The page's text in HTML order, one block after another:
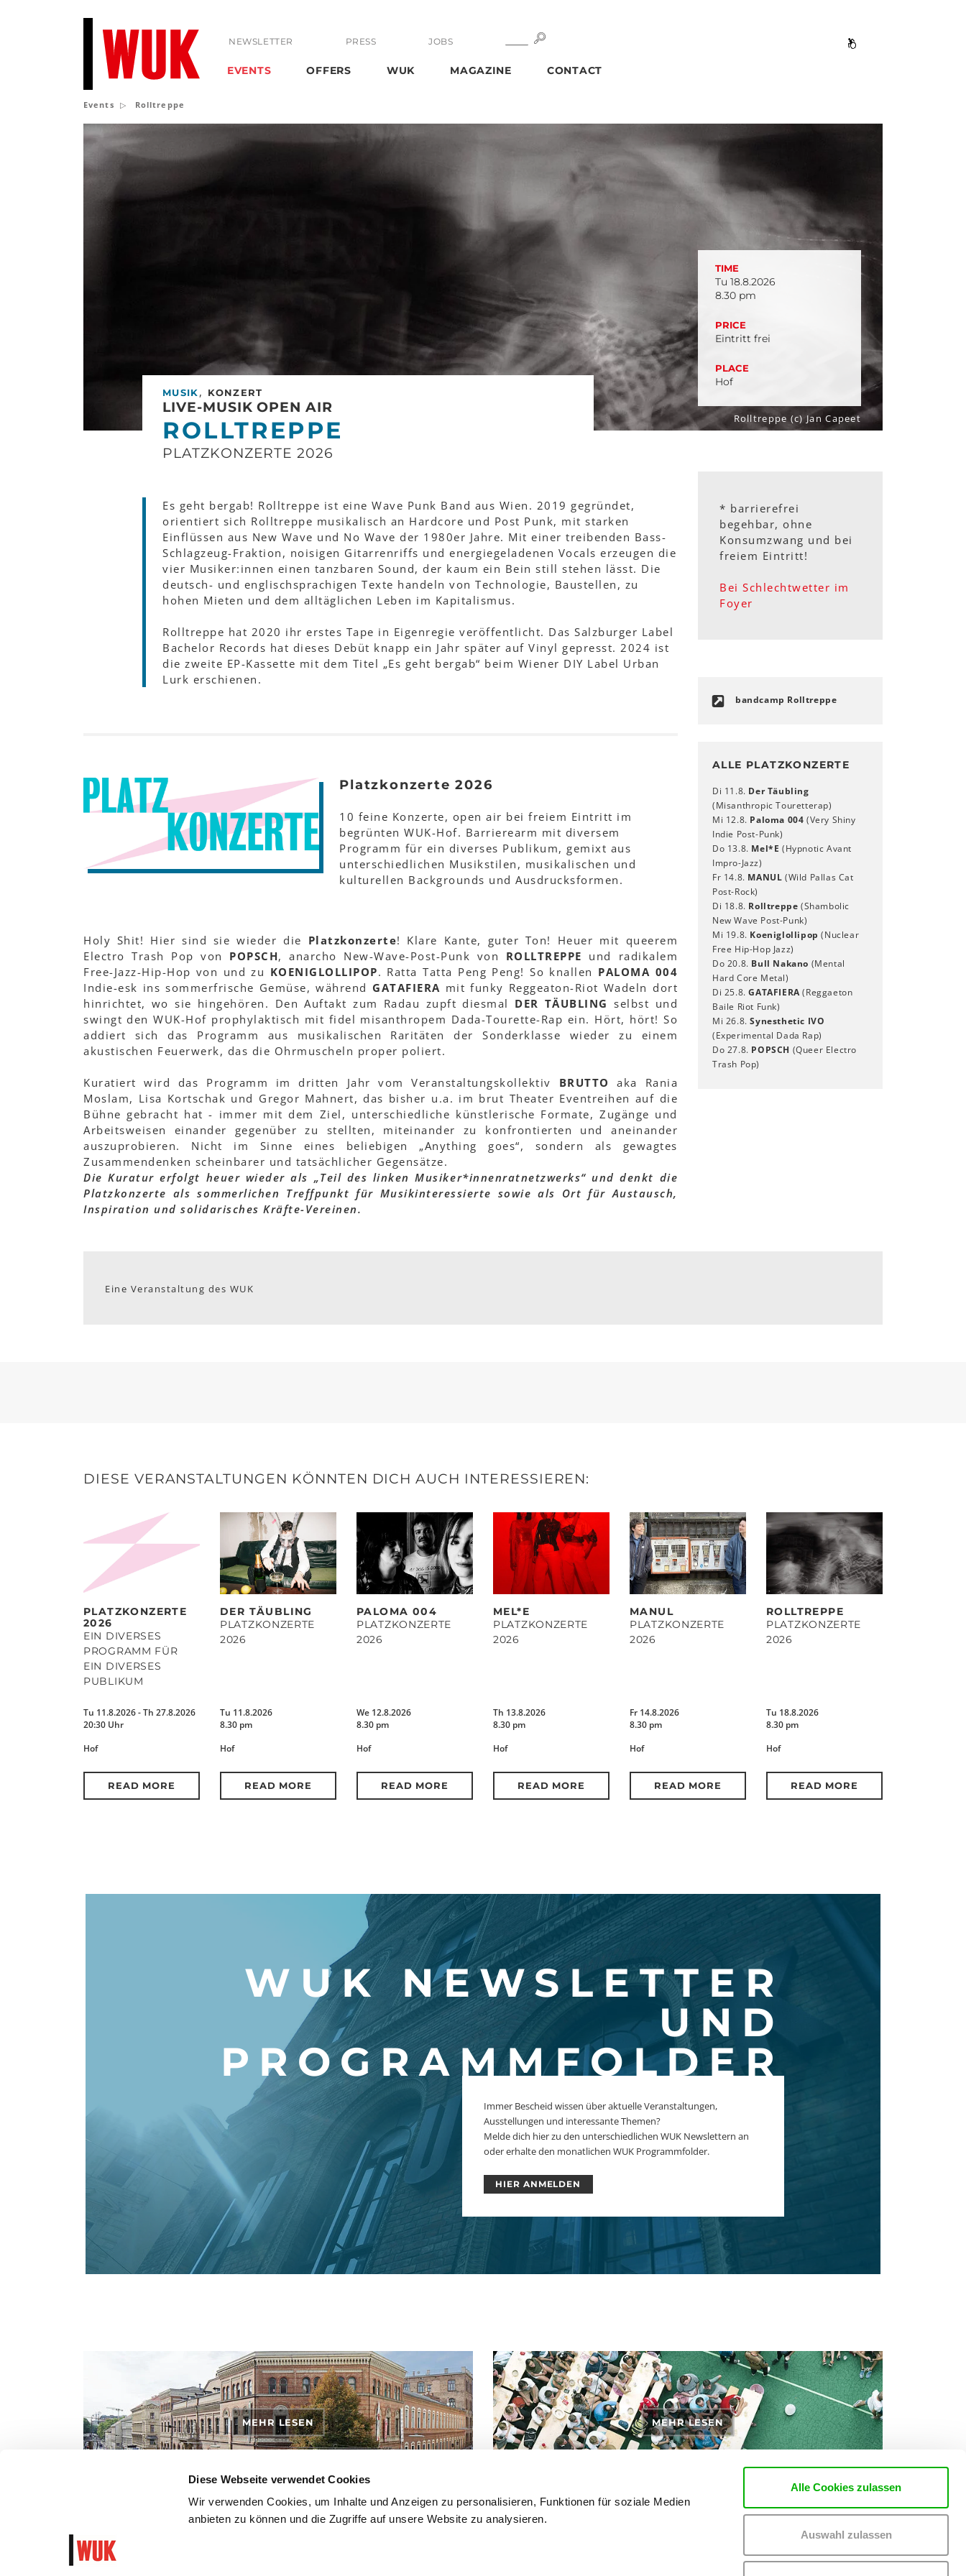
Diese Webseite verwendet Cookies
Wir verwenden Cookies, um Inhalte und Anzeigen zu personalisieren, Funktionen für soziale Medien
anbieten zu können und die Zugriffe auf unsere Website zu analysieren.
Alle Cookies zulassen
Auswahl zulassen
NEWSLETTER PRESS JOBS SEARCH
EVENTS OFFERS WUK MAGAZINE CONTACT
Events Rolltreppe
TIME
Tu 18.8.2026
8.30 pm
PRICE
Eintritt frei
PLACE
Hof
Rolltreppe (c) Jan Capeet
MUSIK, KONZERT
LIVE-MUSIK OPEN AIR
ROLLTREPPE
PLATZKONZERTE 2026
Es geht bergab! Rolltreppe ist eine Wave Punk Band aus Wien. 2019 gegründet,
orientiert sich Rolltreppe musikalisch an Hardcore und Post Punk, mit starken
Einflüssen aus New Wave und No Wave der 1980er Jahre. Mit einer treibenden Bass-
Schlagzeug-Fraktion, noisigen Gitarrenriffs und energiegeladenen Vocals erzeugen die
vier Musiker:innen einen tanzbaren Sound, der kaum ein Bein still stehen lässt. Die
deutsch- und englischsprachigen Texte handeln von Technologie, Baustellen, zu
hohen Mieten und dem alltäglichen Leben im Kapitalismus.
Rolltreppe hat 2020 ihr erstes Tape in Eigenregie veröffentlicht. Das Salzburger Label
Bachelor Records hat dieses Debüt knapp ein Jahr später auf Vinyl gepresst. 2024 ist
die zweite EP-Kassette mit dem Titel „Es geht bergab“ beim Wiener DIY Label Urban
Lurk erschienen.
Platzkonzerte 2026
10 feine Konzerte, open air bei freiem Eintritt im
begrünten WUK-Hof. Barrierearm mit diversem
Programm für ein diverses Publikum, gemixt aus
unterschiedlichen Musikstilen, musikalischen und
kulturellen Backgrounds und Ausdrucksformen.
Holy Shit! Hier sind sie wieder die Platzkonzerte! Klare Kante, guter Ton! Heuer mit queerem
Electro Trash Pop von POPSCH, anarcho New-Wave-Post-Punk von ROLLTREPPE und radikalem
Free-Jazz-Hip-Hop von und zu KOENIGLOLLIPOP. Ratta Tatta Peng Peng! So knallen PALOMA 004
Indie-esk ins sommerfrische Gemüse, während GATAFIERA mit funky Reggeaton-Riot Wadeln dort
hinrichtet, wo sie hingehören. Den Auftakt zum Radau zupft diesmal DER TÄUBLING selbst und
swingt den WUK-Hof prophylaktisch mit fidel misanthropem Dada-Tourette-Rap ein. Hört, hört! So
addiert sich das Programm aus musikalischen Raritäten der Sonderklasse wieder zu einem
akustischen Feuerwerk, das die Ohrmuscheln proper poliert.
Kuratiert wird das Programm im dritten Jahr vom Veranstaltungskollektiv BRUTTOaka Rania
Moslam, Lisa Kortschak und Gregor Mahnert, das bisher u.a. im brut Theater Eventreihen auf die
Bühne gebracht hat - immer mit dem Ziel, unterschiedliche künstlerische Formate, Zugänge und
Arbeitsweisen einander gegenüber zu stellten, miteinander zu konfrontierten und aneinander
auszuprobieren. Nicht im Sinne eines beliebigen „Anything goes“, sondern als gewagtes
Zusammendenken scheinbarer und tatsächlicher Gegensätze.
Die Kuratur erfolgt heuer wieder als „Teil des linken Musiker*innenratnetzwerks“ und denkt die
Platzkonzerte als sommerlichen Treffpunkt für Musikinteressierte sowie als Ort für Austausch,
Inspiration und solidarisches Kräfte-Vereinen.
* barrierefrei
begehbar, ohne
Konsumzwang und bei
freiem Eintritt!
Bei Schlechtwetter im
Foyer
bandcamp Rolltreppe
ALLE PLATZKONZERTE
Di 11.8. Der Täubling
(Misanthropic Touretterap)
Mi 12.8. Paloma 004 (Very Shiny
Indie Post-Punk)
Do 13.8. Mel*E (Hypnotic Avant
Impro-Jazz)
Fr 14.8. MANUL(Wild Pallas Cat
Post-Rock)
Di 18.8. Rolltreppe (Shambolic
New Wave Post-Punk)
Mi 19.8. Koeniglollipop (Nuclear
Free Hip-Hop Jazz)
Do 20.8. Bull Nakano (Mental
Hard Core Metal)
Di 25.8.GATAFIERA (Reggaeton
Baile Riot Funk)
Mi 26.8.Synesthetic IVO
(Experimental Dada Rap)
Do 27.8. POPSCH (Queer Electro
Trash Pop)
Eine Veranstaltung des WUK
DIESE VERANSTALTUNGEN KÖNNTEN DICH AUCH INTERESSIEREN:
PLATZKONZERTE
2026
EIN DIVERSES
PROGRAMM FÜR
EIN DIVERSES
PUBLIKUM
Tu 11.8.2026 - Th 27.8.2026
20:30 Uhr
Hof
READ MORE
DER TÄUBLING
PLATZKONZERTE
2026
Tu 11.8.2026
8.30 pm
Hof
READ MORE
PALOMA 004
PLATZKONZERTE
2026
We 12.8.2026
8.30 pm
Hof
READ MORE
MEL*E
PLATZKONZERTE
2026
Th 13.8.2026
8.30 pm
Hof
READ MORE
MANUL
PLATZKONZERTE
2026
Fr 14.8.2026
8.30 pm
Hof
READ MORE
ROLLTREPPE
PLATZKONZERTE
2026
Tu 18.8.2026
8.30 pm
Hof
READ MORE
WUK NEWSLETTER
UND
PROGRAMMFOLDER
Immer Bescheid wissen über aktuelle Veranstaltungen,
Ausstellungen und interessante Themen?
Melde dich hier zu den unterschiedlichen WUK Newslettern an
oder erhalte den monatlichen WUK Programmfolder.
HIER ANMELDEN
MEHR LESEN
So kommst du mit den öffentlichen Verkehrsmitteln, zu Fuß, mit dem Fahrrad oder mit
MEHR LESEN
Häufig gestellte Fragen und Antworten zu den Themen Tickets, Konzerte und Partys